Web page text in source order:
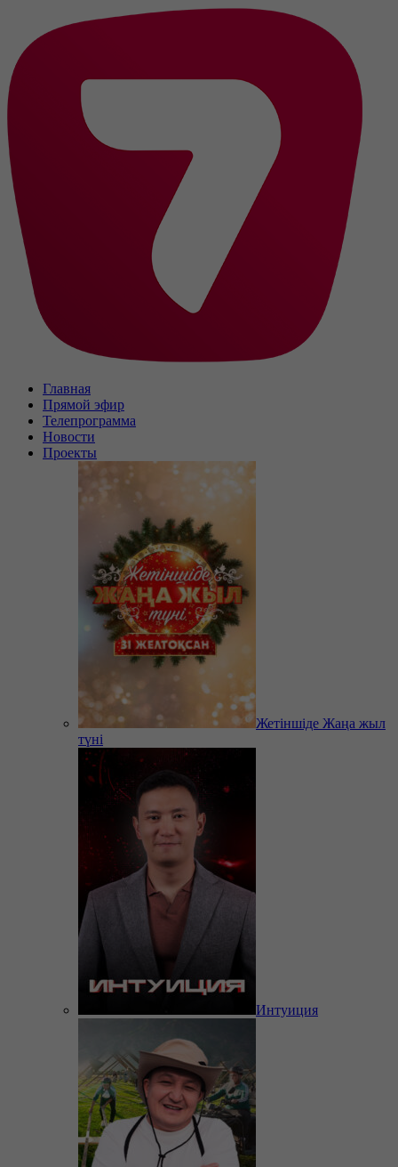
Главная
Прямой эфир
Телепрограмма
Новости
Проекты
Жетіншіде Жаңа жыл
түні
Интуиция